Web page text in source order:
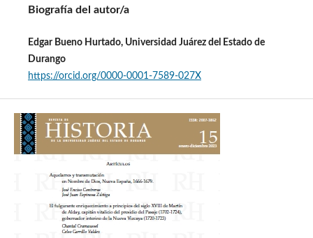
Biografía del autor/a
Edgar Bueno Hurtado, Universidad Juárez del Estado de
Durango
https://orcid.org/0000-0001-7589-027X